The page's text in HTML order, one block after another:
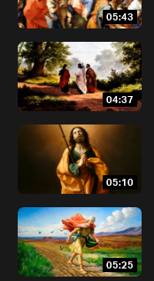
05:43
04:37
05:10
05:25